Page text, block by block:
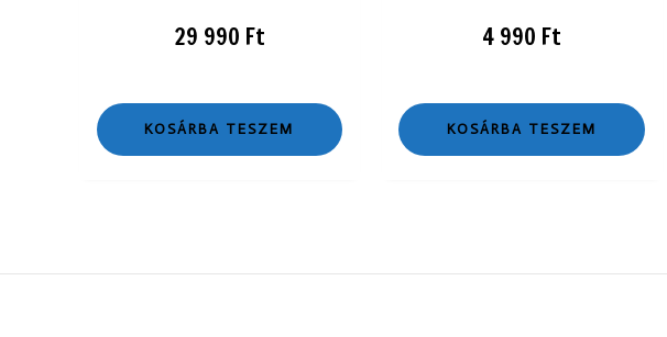
29 990 Ft
KOSÁRBA TESZEM
4 990 Ft
KOSÁRBA TESZEM